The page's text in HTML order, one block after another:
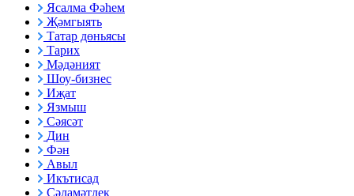
Ясалма Фәһем
Җәмгыять
Татар дөньясы
Тарих
Мәдәният
Шоу-бизнес
Иҗат
Язмыш
Сәясәт
Дин
Фән
Авыл
Икътисад
Сәламәтлек